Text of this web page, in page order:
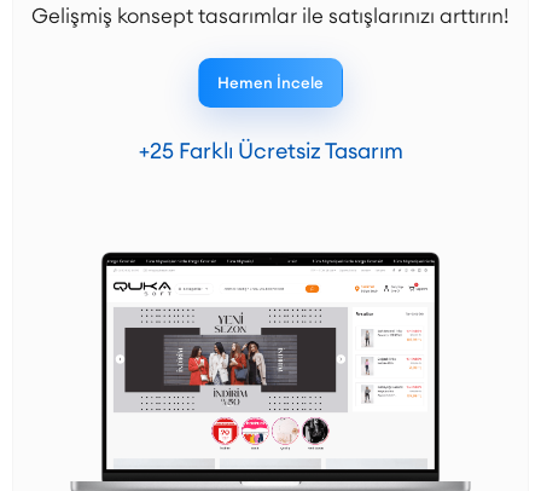
Gelişmiş konsept tasarımlar ile satışlarınızı arttırın!
Hemen İncele
+25 Farklı Ücretsiz Tasarım